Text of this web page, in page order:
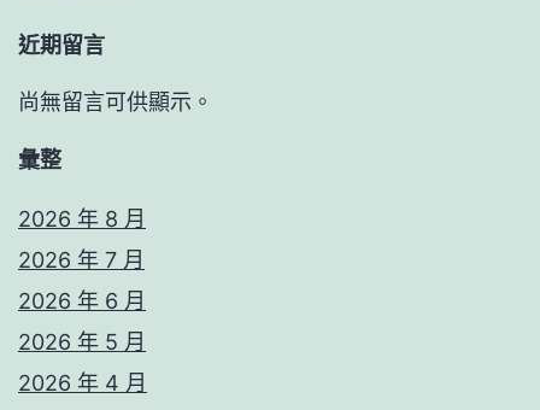
近期留言
尚無留言可供顯示。
彙整
2026 年 8 月
2026 年 7 月
2026 年 6 月
2026 年 5 月
2026 年 4 月